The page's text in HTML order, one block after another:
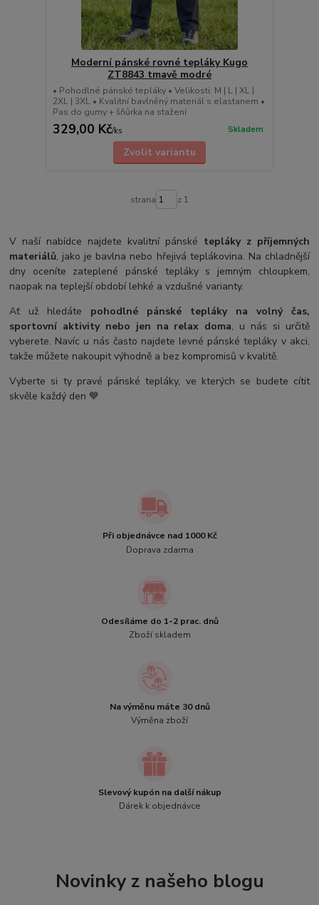
Moderní pánské rovné tepláky Kugo
ZT8843 tmavě modré
• Pohodlné pánské tepláky • Velikosti: M | L | XL |
2XL | 3XL • Kvalitní bavlněný materiál s elastanem •
Pas do gumy + šňůrka na stažení
329,00 Kč/ks Skladem
Zvolit variantu
strana z 1
V naší nabídce najdete kvalitní pánské tepláky z příjemných
materiálů, jako je bavlna nebo hřejivá teplákovina. Na chladnější
dny oceníte zateplené pánské tepláky s jemným chloupkem,
naopak na teplejší období lehké a vzdušné varianty.
Ať už hledáte pohodlné pánské tepláky na volný čas,
sportovní aktivity nebo jen na relax doma, u nás si určitě
vyberete. Navíc u nás často najdete levné pánské tepláky v akci,
takže můžete nakoupit výhodně a bez kompromisů v kvalitě.
Vyberte si ty pravé pánské tepláky, ve kterých se budete cítit
skvěle každý den 💙
Při objednávce nad 1000 Kč
Doprava zdarma
Odesíláme do 1-2 prac. dnů
Zboží skladem
Na výměnu máte 30 dnů
Výměna zboží
Slevový kupón na další nákup
Dárek k objednávce
Novinky z našeho blogu